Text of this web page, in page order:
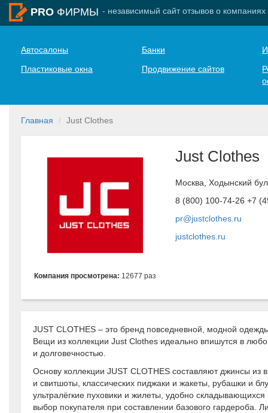
PRO ФИРМЫ - независимый сайт отзывов о компаниях
Автосалоны Банки
Пластиковые окна
Продвижение сайтов
Главная Just Clothes
Компания просмотрена: 12677 раз
Just Clothes
Москва, Ходынский
8 (800) 100-74-26 +7
pr@justclothes.ru
justclothes.ru
JUST CLOTHES – это бренд повседневной, модной
Вещи из коллекции Just Clothes идеально впишутся в
и долговечностью.
Основу коллекции JUST CLOTHES составляют джинсы из
и свитшоты, классических пиджаки и жакеты, рубашки и
ультралёгкие пуховики и жилеты, удобно
выбор покупателя при составлении базового гардероба.